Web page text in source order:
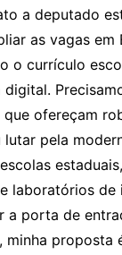
a deputado
as vagas em
o currículo
ofereçam
lutar pela
laboratórios de
a porta de
minha proposta